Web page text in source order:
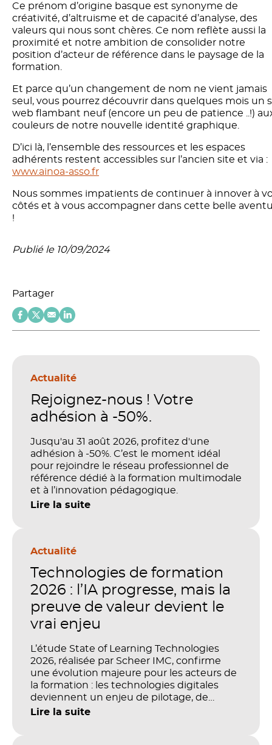
Ce prénom d’origine basque est synonyme de
créativité, d’altruisme et de capacité d’analyse, des
valeurs qui nous sont chères. Ce nom reflète aussi la
proximité et notre ambition de consolider notre
position d’acteur de référence dans le paysage de la
formation.
Et parce qu’un changement de nom ne vient jamais
seul, vous pourrez découvrir dans quelques mois un
web flambant neuf (encore un peu de patience ..!)
couleurs de notre nouvelle identité graphique.
D’ici là, l’ensemble des ressources et les espaces
adhérents restent accessibles sur l’ancien site et via :
www.ainoa-asso.fr
Nous sommes impatients de continuer à innover à
côtés et à vous accompagner dans cette belle
!
Publié le 10/09/2024
Partager
Actualité
Rejoignez-nous ! Votre
adhésion à -50%.
Jusqu'au 31 août 2026, profitez d'une
adhésion à -50%. C’est le moment idéal
pour rejoindre le réseau professionnel de
référence dédié à la formation multimodale
et à l’innovation pédagogique.
Lire la suite
Actualité
Technologies de formation
2026 : l’IA progresse, mais la
preuve de valeur devient le
vrai enjeu
L’étude State of Learning Technologies
2026, réalisée par Scheer IMC, confirme
une évolution majeure pour les acteurs de
la formation : les technologies digitales
deviennent un enjeu de pilotage, de
performance et de preuve de valeur. IA,
Lire la suite